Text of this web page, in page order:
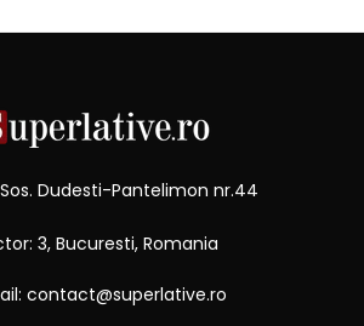
Dudesti-Pantelimon nr.44
3, Bucuresti, Romania
contact@superlative.ro